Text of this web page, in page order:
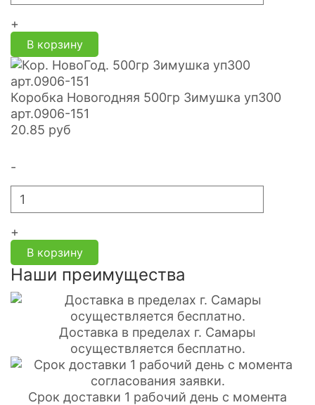
+
В корзину
Коробка Новогодняя 500гр Зимушка уп300
арт.0906-151
20.85 руб
-
+
В корзину
Наши преимущества
Доставка в пределах г. Самары
осуществляется бесплатно.
Срок доставки 1 рабочий день с момента